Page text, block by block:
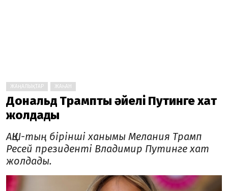
ЖАҢАЛЫҚТАР ЖАҺАН
Дональд Трамптың әйелі Путинге хат
жолдады
АҚШ-тың бірінші ханымы Мелания Трамп
Ресей президенті Владимир Путинге хат
жолдады.